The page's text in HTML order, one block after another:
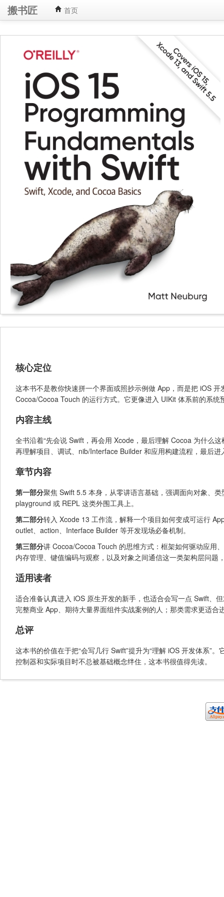
搬书匠 首页
核心定位
这本书不是教你快速拼一个界面或照抄示例做 App，而是把 iOS
Cocoa/Cocoa Touch 的运行方式。它更像进入 UIKit 体系前的系
内容主线
全书沿着“先会说 Swift，再会用 Xcode，最后理解 Cocoa 为什么
再理解项目、调试、nib/Interface Builder 和应用构建流程，最后
章节内容
第一部分聚焦 Swift 5.5 本身，从零讲语言基础，强调面向对象、
playground 或 REPL 这类外围工具上。
第二部分转入 Xcode 13 工作流，解释一个项目如何变成可运行
outlet、action、Interface Builder 等开发现场必备机制。
第三部分讲 Cocoa/Cocoa Touch 的思维方式：框架如何驱动应用
内存管理、键值编码与观察，以及对象之间通信这一类架构层问题
适用读者
适合准备认真进入 iOS 原生开发的新手，也适合会写一点 Swift、
完整商业 App、期待大量界面组件实战案例的人；那类需求更适合
总评
这本书的价值在于把“会写几行 Swift”提升为“理解 iOS 开发体系”
控制器和实际项目时不总被基础概念绊住，这本书很值得先读。